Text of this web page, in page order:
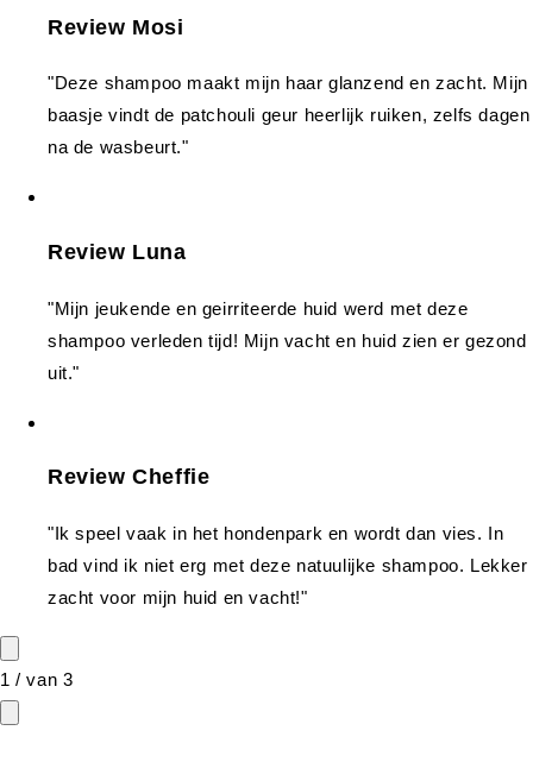
Review Mosi
"Deze shampoo maakt mijn haar glanzend en zacht. Mijn
baasje vindt de patchouli geur heerlijk ruiken, zelfs dagen
na de wasbeurt."
Review Luna
"Mijn jeukende en geirriteerde huid werd met deze
shampoo verleden tijd! Mijn vacht en huid zien er gezond
uit."
Review Cheffie
"Ik speel vaak in het hondenpark en wordt dan vies. In
bad vind ik niet erg met deze natuulijke shampoo. Lekker
zacht voor mijn huid en vacht!"
1 /van 3